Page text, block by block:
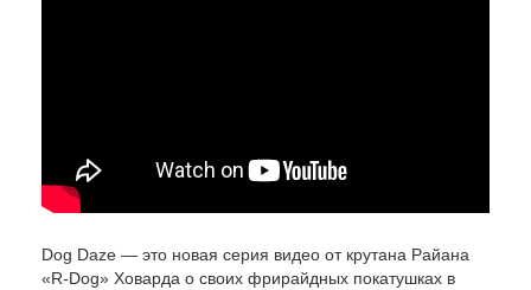
Dog Daze — это новая серия видео от крутана Райана
«R-Dog» Ховарда о своих фрирайдных покатушках в